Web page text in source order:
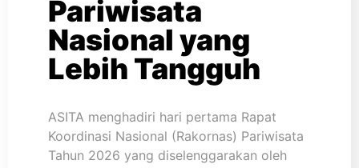
Pariwisata
Nasional yang
Lebih Tangguh
ASITA menghadiri hari pertama Rapat
Koordinasi Nasional (Rakornas) Pariwisata
Tahun 2026 yang diselenggarakan oleh